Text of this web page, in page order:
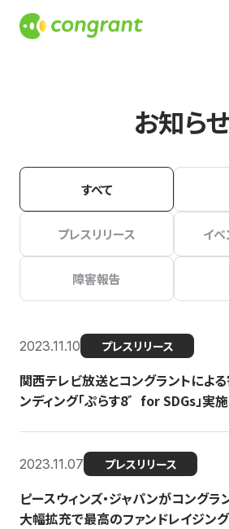
お知ら
すべて
プレスリリース イベ
障害報告
2023.11.10 プレスリリース
関西テレビ放送とコングラントによ
ンディング「ぷらす8゛for SDGs」実
2023.11.07 プレスリリース
ピースウィンズ・ジャパンがコングラ
大幅拡充で最高のファンドレイジン